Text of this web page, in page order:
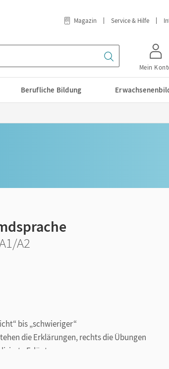
Magazin Service & Hilfe
Mein
Berufliche Bildung
A2
bis „schwieriger“
die Erklärungen, rechts die Übungen
Erläuterungen